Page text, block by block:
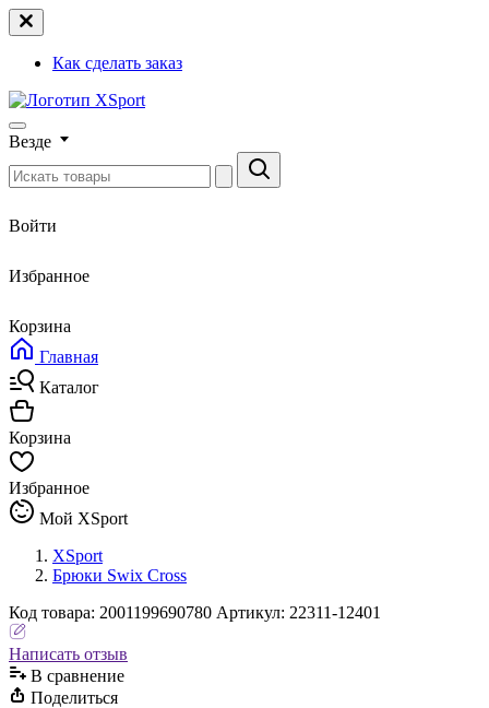
Как сделать заказ
Везде
Войти
Избранное
Корзина
Главная
Каталог
Корзина
Избранное
Мой XSport
XSport
Брюки Swix Cross
Код товара: 2001199690780 Артикул: 22311-12401
Написать отзыв
В сравнениe
Поделиться